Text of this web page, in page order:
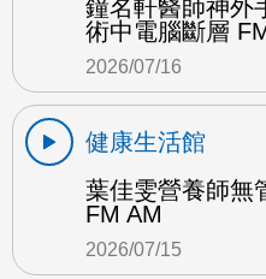
鐘名軒醫師神外
術中電腦斷層
2026/07/16
健康生活館
葉佳雯營養師無
FM AM
2026/07/15